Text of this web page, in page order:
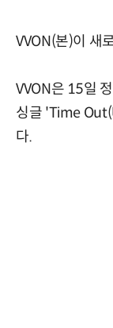
VVON(본)이 새
VVON은 15일
싱글 'Time
다.